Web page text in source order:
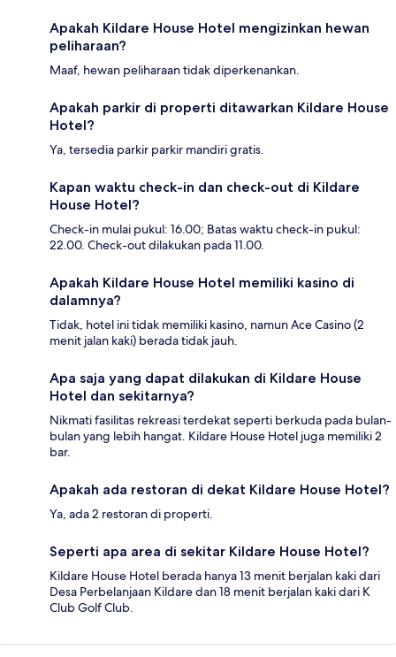
Apakah Kildare House Hotel mengizinkan hewan
peliharaan?
Maaf, hewan peliharaan tidak diperkenankan.
Apakah parkir di properti ditawarkan Kildare House
Hotel?
Ya, tersedia parkir parkir mandiri gratis.
Kapan waktu check-in dan check-out di Kildare
House Hotel?
Check-in mulai pukul: 16.00; Batas waktu check-in pukul:
22.00. Check-out dilakukan pada 11.00.
Apakah Kildare House Hotel memiliki kasino di
dalamnya?
Tidak, hotel ini tidak memiliki kasino, namun Ace Casino (2
menit jalan kaki) berada tidak jauh.
Apa saja yang dapat dilakukan di Kildare House
Hotel dan sekitarnya?
Nikmati fasilitas rekreasi terdekat seperti berkuda pada bulan-
bulan yang lebih hangat. Kildare House Hotel juga memiliki 2
bar.
Apakah ada restoran di dekat Kildare House Hotel?
Ya, ada 2 restoran di properti.
Seperti apa area di sekitar Kildare House Hotel?
Kildare House Hotel berada hanya 13 menit berjalan kaki dari
Desa Perbelanjaan Kildare dan 18 menit berjalan kaki dari K
Club Golf Club.